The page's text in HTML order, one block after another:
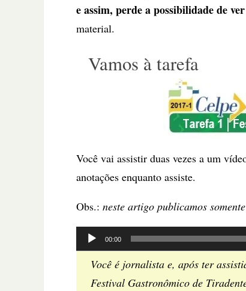
e assim, perde a possibilidade de
material.
Vamos à tarefa
Você vai assistir duas vezes a um
anotações enquanto assiste.
Obs.: neste artigo publicamos
Tocador
de
áudio
00:00
Você é jornalista e, após ter
Festival Gastronômico de